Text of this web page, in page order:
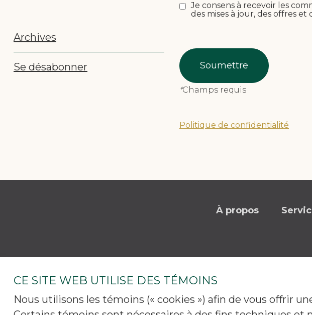
Archives
Se désabonner
Je consens à recevoir les
des mises à jour, des offres
*Champs requis
Politique de confidentialité
À propos
CE SITE WEB UTILISE DES TÉMOINS
Nous utilisons les témoins (« cookies ») afin de vous offrir